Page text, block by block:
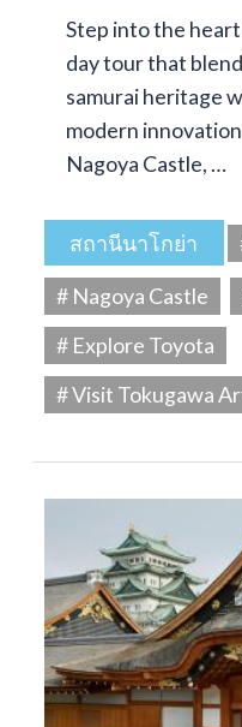
Step into the
day tour that
samurai heritage
modern
Nagoya Castle, …
สถานีนาโกย่า
# Nagoya Castle
# Explore Toyota
# Visit Tokugawa